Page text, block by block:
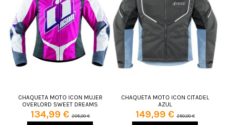
CHAQUETA MOTO ICON MUJER
OVERLORD SWEET DREAMS
134,99 €205,00 €
CHAQUETA MOTO ICON CITADEL
AZUL
149,99 €250,00 €